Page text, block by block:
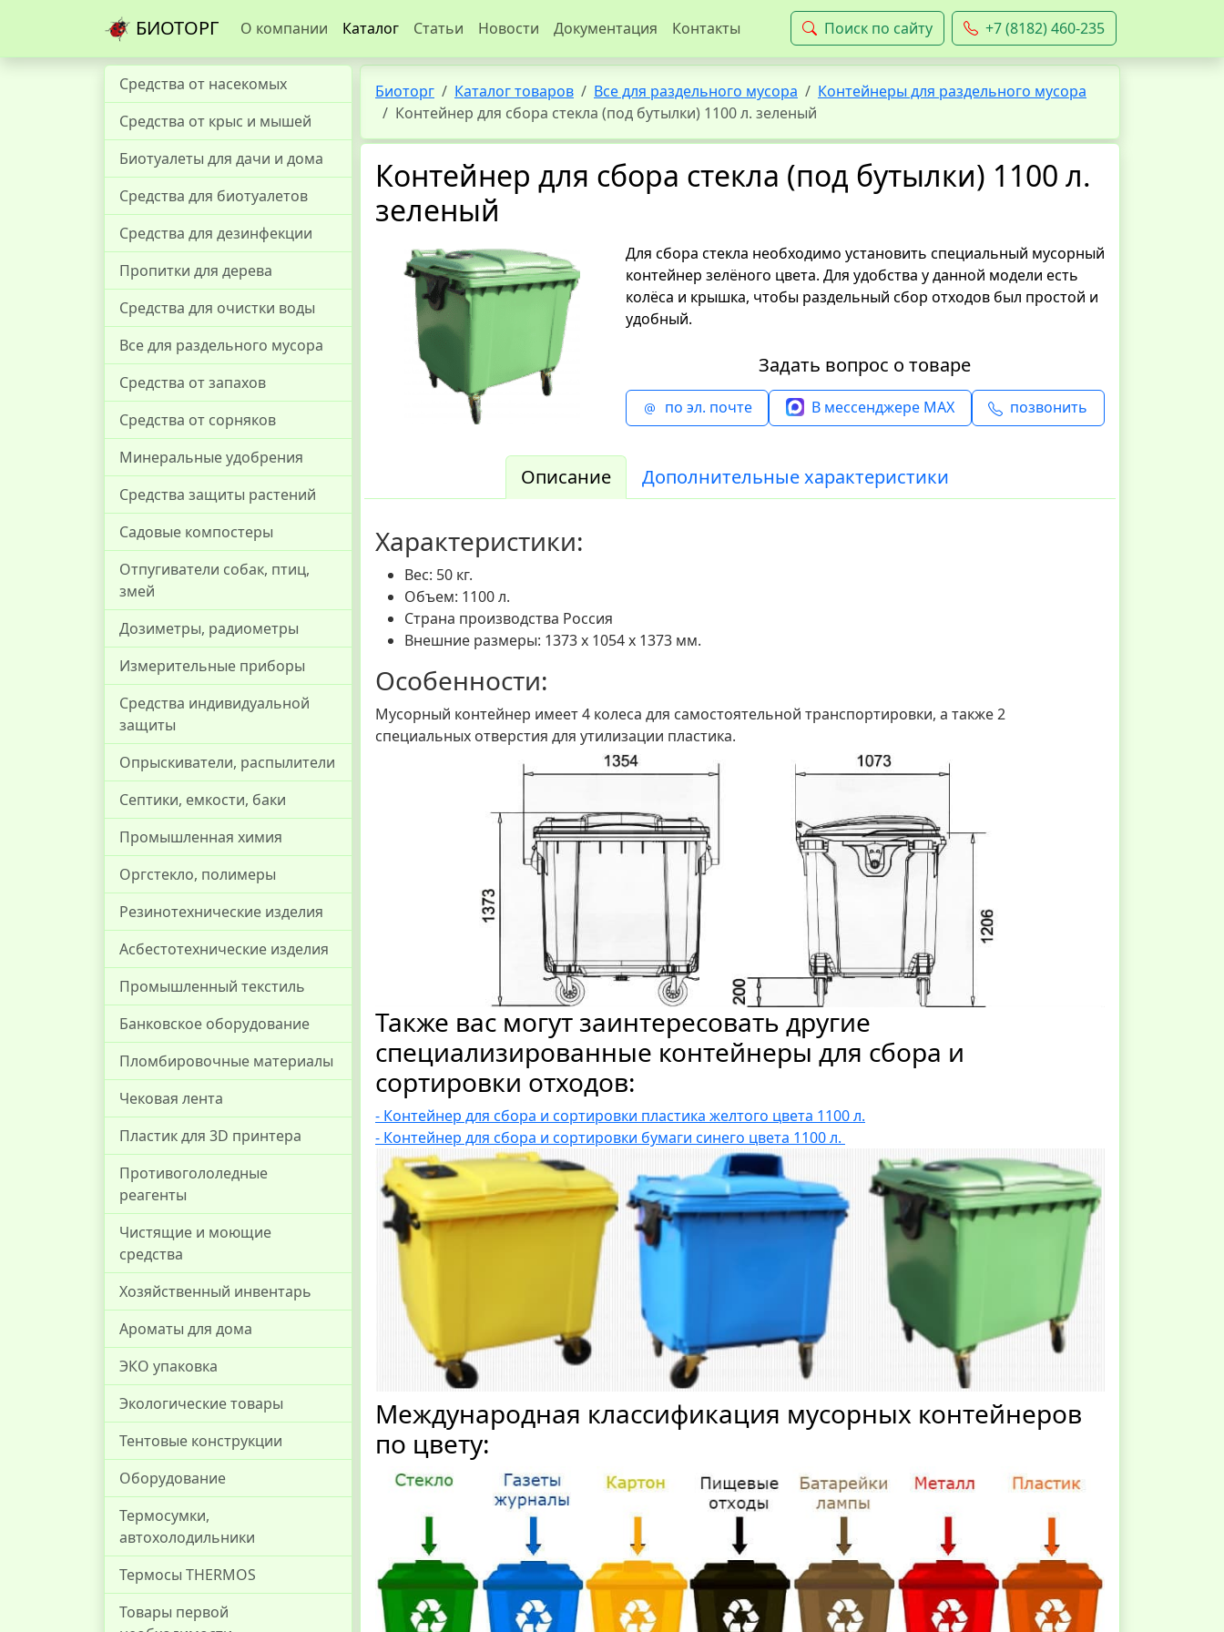
БИОТОРГ О компании Каталог Статьи Новости Документация Контакты Поиск по сайту +7 (8182) 460-235
Средства от насекомых
Средства от крыс и мышей
Биотуалеты для дачи и дома
Средства для биотуалетов
Средства для дезинфекции
Пропитки для дерева
Средства для очистки воды
Все для раздельного мусора
Средства от запахов
Средства от сорняков
Минеральные удобрения
Средства защиты растений
Садовые компостеры
Отпугиватели собак, птиц,
змей
Дозиметры, радиометры
Измерительные приборы
Средства индивидуальной
защиты
Опрыскиватели, распылители
Септики, емкости, баки
Промышленная химия
Оргстекло, полимеры
Резинотехнические изделия
Асбестотехнические изделия
Промышленный текстиль
Банковское оборудование
Пломбировочные материалы
Чековая лента
Пластик для 3D принтера
Противогололедные
реагенты
Чистящие и моющие
средства
Хозяйственный инвентарь
Ароматы для дома
ЭКО упаковка
Экологические товары
Тентовые конструкции
Оборудование
Термосумки,
автохолодильники
Термосы THERMOS
Товары первой
Биоторг Каталог товаров Все для раздельного мусора
Контейнеры для раздельного мусора
Контейнер для сбора стекла (под бутылки) 1100 л. зеленый
Контейнер для сбора стекла (под бутылки) 1100 л.
зеленый
Для сбора стекла необходимо установить специальный мусорный
контейнер зелёного цвета. Для удобства у данной модели есть
колёса и крышка, чтобы раздельный сбор отходов был простой и
удобный.
Задать вопрос о товаре
по эл. почте В мессенджере MAX позвонить
Описание Дополнительные характеристики
Характеристики:
Вес: 50 кг.
Объем: 1100 л.
Страна производства Россия
Внешние размеры: 1373 x 1054 x 1373 мм.
Особенности:
Мусорный контейнер имеет 4 колеса для самостоятельной транспортировки, а также 2
специальных отверстия для утилизации пластика.
Также вас могут заинтересовать другие
специализированные контейнеры для сбора и
сортировки отходов:
- Контейнер для сбора и сортировки пластика желтого цвета 1100 л.
- Контейнер для сбора и сортировки бумаги синего цвета 1100 л.
Международная классификация мусорных контейнеров
по цвету: